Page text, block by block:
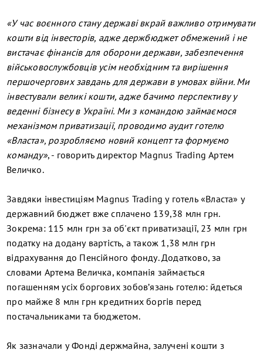
«У час воєнного стану державі вкрай важливо отримувати
кошти від інвесторів, адже держбюджет обмежений і не
вистачає фінансів для оборони держави, забезпечення
військовослужбовців усім необхідним та вирішення
першочергових завдань для держави в умовах війни. Ми
інвестували великі кошти, адже бачимо перспективу у
веденні бізнесу в Україні. Ми з командою займаємося
механізмом приватизації, проводимо аудит готелю
«Власта», розробляємо новий концепт та формуємо
команду», - говорить директор Magnus Trading Артем
Величко.
Завдяки інвестиціям Magnus Trading у готель «Власта» у
державний бюджет вже сплачено 139,38 млн грн.
Зокрема: 115 млн грн за об'єкт приватизації, 23 млн грн
податку на додану вартість, а також 1,38 млн грн
відрахування до Пенсійного фонду. Додатково, за
словами Артема Величка, компанія займається
погашенням усіх боргових зобов’язань готелю: йдеться
про майже 8 млн грн кредитних боргів перед
постачальниками та бюджетом.
Як зазначали у Фонді держмайна, залучені кошти з